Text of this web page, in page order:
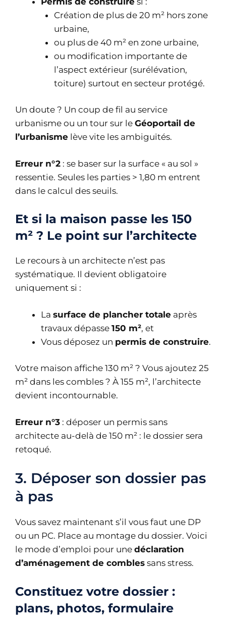
Création de plus de 20 m² hors zone
urbaine,
ou plus de 40 m² en zone urbaine,
ou modification importante de
l’aspect extérieur (surélévation,
toiture) surtout en secteur protégé.
Un doute ? Un coup de fil au service
urbanisme ou un tour sur le Géoportail de
l’urbanisme lève vite les ambiguïtés.
Erreur n°2 : se baser sur la surface « au sol »
ressentie. Seules les parties > 1,80 m entrent
dans le calcul des seuils.
Et si la maison passe les 150
m² ? Le point sur l’architecte
Le recours à un architecte n’est pas
systématique. Il devient obligatoire
uniquement si :
La surface de plancher totale après
travaux dépasse 150 m², et
Vous déposez un permis de construire.
Votre maison affiche 130 m² ? Vous ajoutez 25
m² dans les combles ? À 155 m², l’architecte
devient incontournable.
Erreur n°3 : déposer un permis sans
architecte au-delà de 150 m² : le dossier sera
retoqué.
3. Déposer son dossier pas
à pas
Vous savez maintenant s’il vous faut une DP
ou un PC. Place au montage du dossier. Voici
le mode d’emploi pour une déclaration
d’aménagement de combles sans stress.
Constituez votre dossier :
plans, photos, formulaire